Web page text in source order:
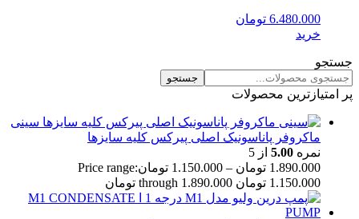
6.480.000 تومان
خرید
جستجو
جستجو
پر امتیازترین محصولات
سینی
ماکروفر پاناسونیک اصلی پیرکس کلیه سایزها
نمره 5.00 از 5
1.890.000 تومان –
1.150.000 تومانPrice range:
1.150.000 تومان through 1.890.000 تومان